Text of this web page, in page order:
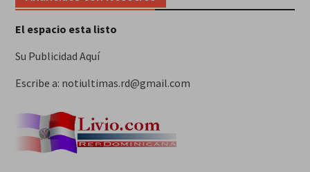
El espacio esta listo
Su Publicidad Aquí
Escribe a: notiultimas.rd@gmail.com